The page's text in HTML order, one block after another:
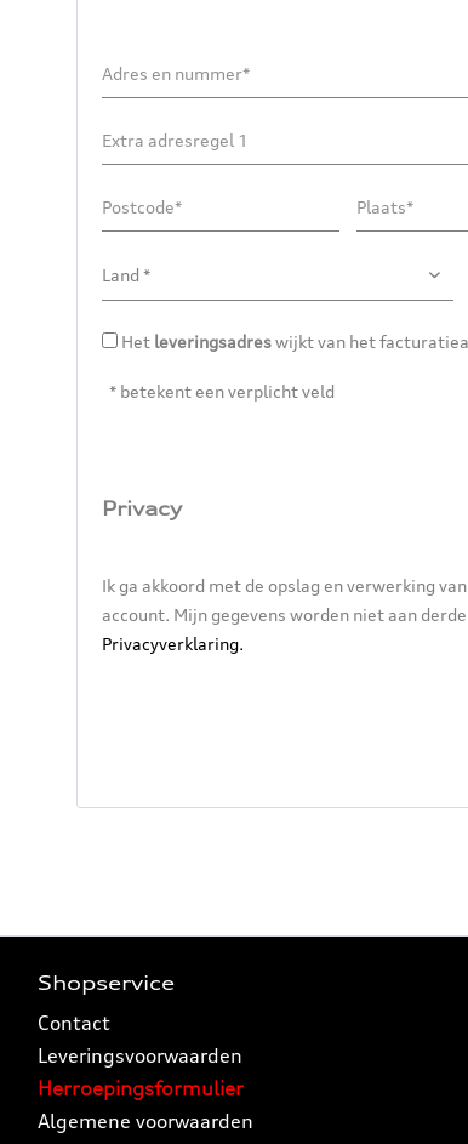
Het leveringsadreswijkt van het
* betekent een verplicht veld
Privacy
Ik ga akkoord met de opslag en verwerking
account. Mijn gegevens worden niet aan
Privacyverklaring.
Shopservice
Contact
Leveringsvoorwaarden
Herroepingsformulier
Algemene voorwaarden